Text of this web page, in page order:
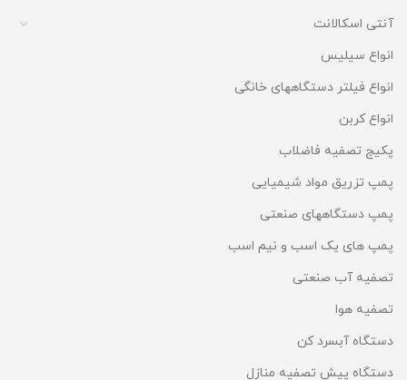
آنتی اسکالانت
انواع سیلیس
انواع فیلتر دستگاههای خانگی
انواع کربن
پکیج تصفیه فاضلاب
پمپ تزریق مواد شیمیایی
پمپ دستگاههای صنعتی
پمپ های یک اسب و نیم اسب
تصفیه آب صنعتی
تصفیه هوا
دستگاه آبسرد کن
دستگاه پیش تصفیه منازل